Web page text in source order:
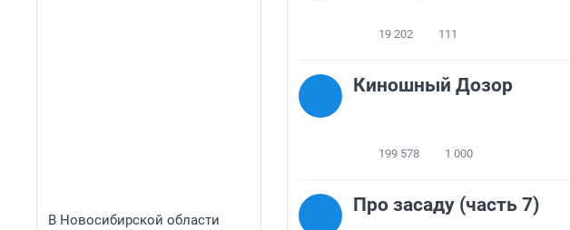
В Новосибирской области
19 202 111
Киношный Дозор
199 578 1 000
Про засаду (часть 7)